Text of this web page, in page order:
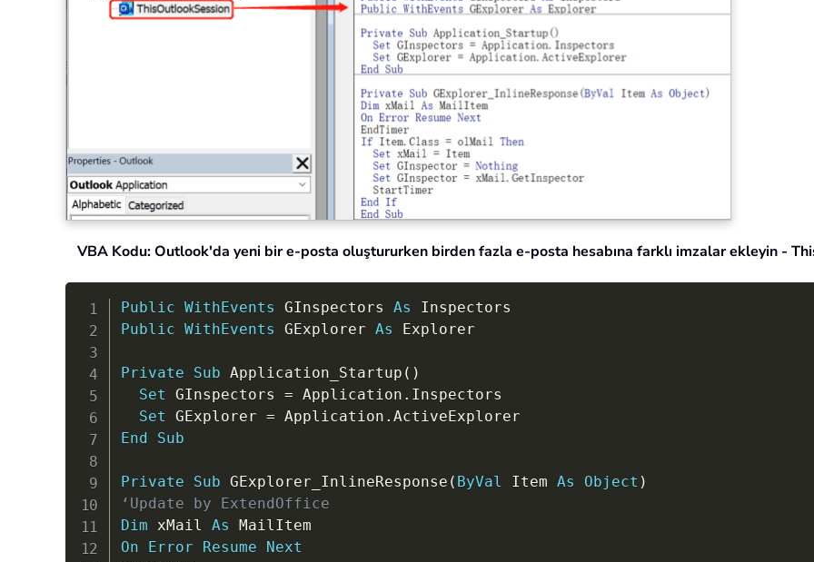
VBA Kodu: Outlook'da yeni bir e-posta oluştururken birden fazla e-posta hesabına farklı imzalar ekleyin -
Public WithEvents GInspectors As
Public WithEvents GExplorer As Explorer
Private Sub Application_Startup ( )
Set GInspectors = Application . Inspectors
Set GExplorer = Application .
End
Sub
Private Sub GExplorer_InlineResponse ( ByVal Item As Object )
‘Update by ExtendOffice
Dim xMail As
On
Error Resume
Next